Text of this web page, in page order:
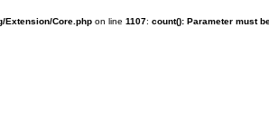
Extension/Core.php on line 1107: count(): Parameter must